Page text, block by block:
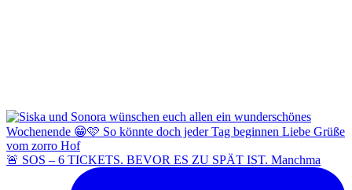
🚨 SOS – 6 TICKETS. BEVOR ES ZU SPÄT IST. Manchma